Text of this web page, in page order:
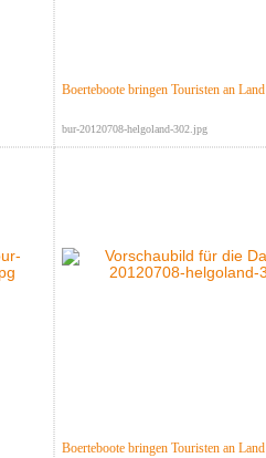
Boerteboote bringen Touristen an Land
bur-20120708-helgoland-302.jpg
Boerteboote bringen Touristen an Land